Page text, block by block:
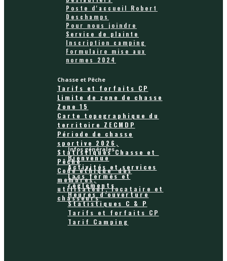
Poste d'accueil Robert
Deschamps
Pour nous joindre
Service de plainte
Inscription camping
Formulaire mise aux
normes 2024
Infos générales
Bienvenue
Activités et services
Lacs fermés et
règlements
Heures d’ouverture
Statistiques C & P
Tarifs et forfaits CP
Tarif Camping
Chasse et Pêche
Tarifs et forfaits CP
Limite de zone de chasse
Zone 15
Carte topographique du
territoire ZECMDP
Période de chasse
sportive 2026,
Statistiques Chasse et
Pêche
Code éthique des
membres,
utilisateur, locataire et
chasseurs